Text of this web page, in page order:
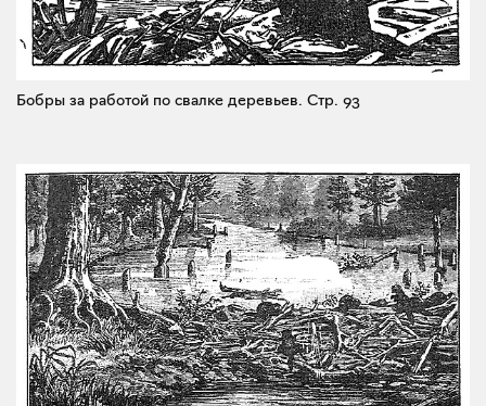
Бобры за работой по свалке деревьев. Стр. 93